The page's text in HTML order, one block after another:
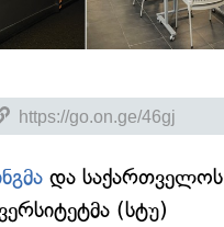
და საქართველოს
(სტუ)